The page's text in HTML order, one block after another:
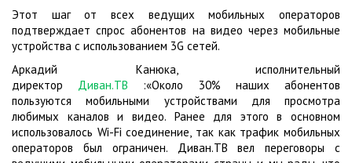
Этот шаг от всех ведущих мобильных операторов
подтверждает спрос абонентов на видео через мобильные
устройства с использованием 3G сетей.
Аркадий Канюка, исполнительный
директор Диван.ТВ :«Около 30% наших абонентов
пользуются мобильными устройствами для просмотра
любимых каналов и видео. Ранее для этого в основном
использовалось Wi-Fi соединение, так как трафик мобильных
операторов был ограничен. Диван.ТВ вел переговоры с